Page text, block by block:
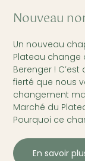
Nouveau
Un nouveau
Plateau change
Berenger !
fierté que nous
changement
Marché du
Pourquoi ce
En savoir